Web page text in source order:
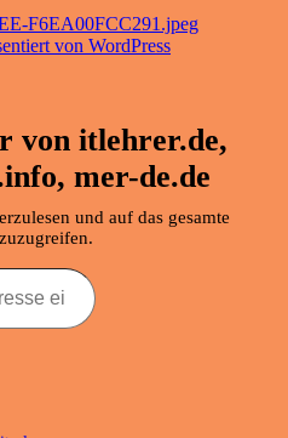
von WordPress
von itlehrer.de,
mer-de.de
und auf das gesamte